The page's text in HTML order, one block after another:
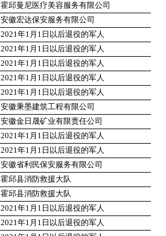
霍邱曼尼医疗美容服务有限公司
安徽宏达保安服务有限公司
2021年1 月 1 日以后退役的军人
2021年1 月 1 日以后退役的军人
2021年1 月 1 日以后退役的军人
2021年1 月 1 日以后退役的军人
2021年1 月 1 日以后退役的军人
安徽秉墨建筑工程有限公司
安徽金日晟矿业有限责任公司
2021年1 月 1 日以后退役的军人
2021年1 月 1 日以后退役的军人
安徽省利民保安服务有限公司
霍邱县消防救援大队
霍邱县消防救援大队
2021年1 月 1 日以后退役的军人
2021年1 月 1 日以后退役的军人